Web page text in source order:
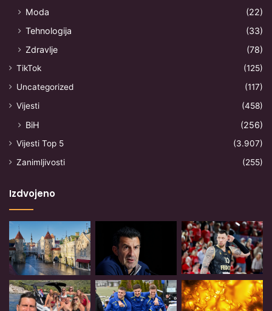
Moda
(22)
Tehnologija
(33)
Zdravlje
(78)
TikTok
(125)
Uncategorized
(117)
Vijesti
(458)
BiH (256)
Vijesti Top 5
(3.907)
Zanimljivosti
(255)
Izdvojeno